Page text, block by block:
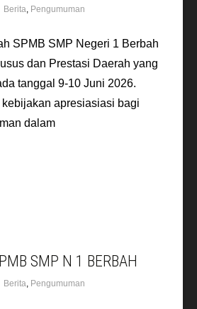
Berita, Pengumuman
SPMB SMP Negeri 1 Berbah
dan Prestasi Daerah yang
tanggal 9-10 Juni 2026.
apresiasiasi bagi
dalam
SMP N 1 BERBAH
Berita, Pengumuman